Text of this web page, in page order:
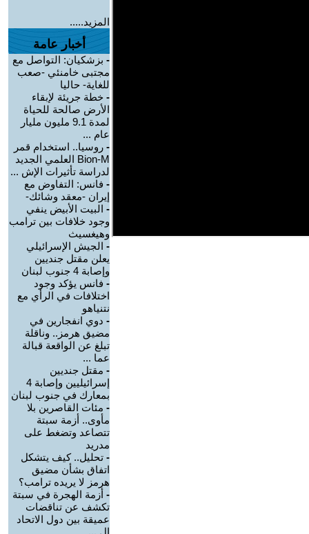
المزيد.....
أخبار عامة
- بزشكيان: التواصل مع
مجتبى خامنئي -صعب
للغاية- حاليا
- خطة جريئة لإبقاء
الأرض صالحة للحياة
لمدة 9.1 مليون مليار
عام ...
- روسيا.. استخدام قمر
Bion-M العلمي الجديد
لدراسة تأثيرات الإش ...
- فانس: التفاوض مع
إيران -معقد وشائك-
- البيت الأبيض ينفي
وجود خلافات بين ترامب
وهيغسيث
- الجيش الإسرائيلي
يعلن مقتل جنديين
وإصابة 4 جنوب لبنان
- فانس يؤكد وجود
اختلافات في الرأي مع
نتنياهو
- دوي انفجارين في
مضيق هرمز.. وناقلة
تبلغ عن الواقعة قبالة
عما ...
- مقتل جنديين
إسرائيليين وإصابة 4
بمعارك في جنوب لبنان
- مئات القاصرين بلا
مأوى.. أزمة سبتة
تتصاعد وتضغط على
مدريد
- تحليل.. كيف يتشكل
اتفاق بشأن مضيق
هرمز لا يريده ترامب؟
- أزمة الهجرة في سبتة
تكشف عن تناقضات
عميقة بين دول الاتحاد
ال ...